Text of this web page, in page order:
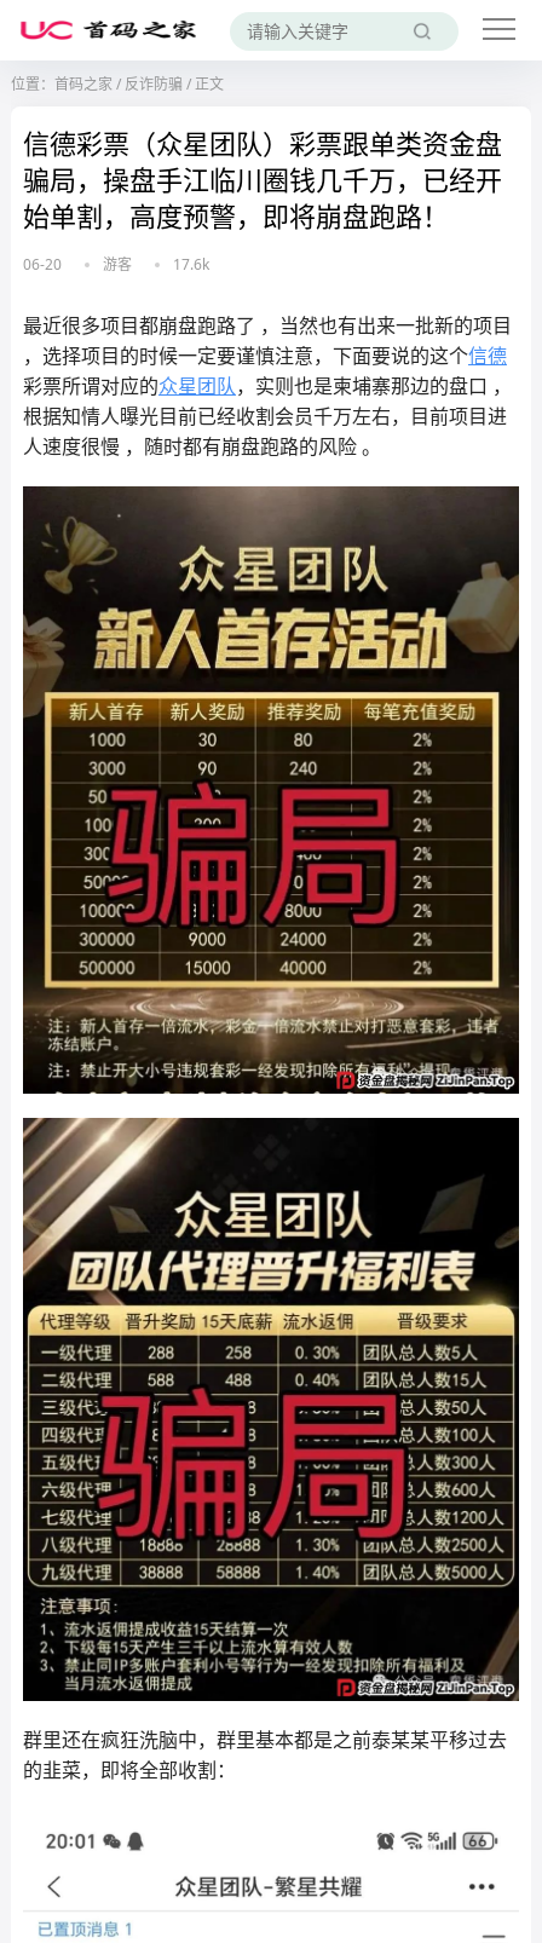
位置： 首码之家 / 反诈防骗 /正文
信德彩票（众星团队）彩票跟单类资金盘
骗局，操盘手江临川圈钱几千万，已经开
始单割，高度预警，即将崩盘跑路！
06-20 游客 17.6k
最近很多项目都崩盘跑路了 ，当然也有出来一批新的项目
，选择项目的时候一定要谨慎注意，下面要说的这个信德
彩票所谓对应的众星团队，实则也是柬埔寨那边的盘口 ，
根据知情人曝光目前已经收割会员千万左右，目前项目进
人速度很慢 ，随时都有崩盘跑路的风险 。
群里还在疯狂洗脑中，群里基本都是之前泰某某平移过去
的韭菜，即将全部收割：